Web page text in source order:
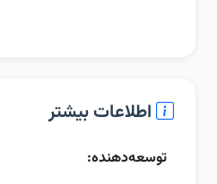
اطلاعات بیشتر
توسعه‌دهنده: